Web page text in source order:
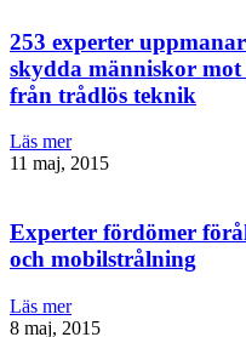
253 experter
skydda människor
från trådlös teknik
Läs mer
11 maj, 2015
Experter fördömer
och mobilstrålning
Läs mer
8 maj, 2015